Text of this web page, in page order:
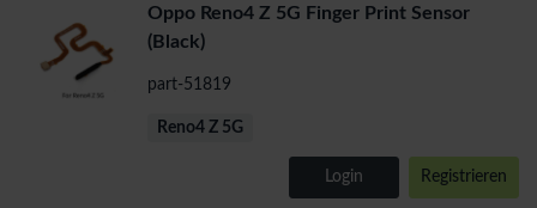
Oppo Reno4 Z 5G Finger Print Sensor
(Black)
part-51819
Reno4 Z 5G
Login Registrieren